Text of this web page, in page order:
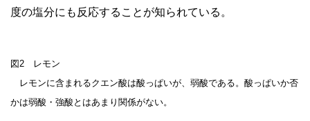
度の塩分にも反応することが知られている。
図2 レモン
レモンに含まれるクエン酸は酸っぱいが、弱酸である。酸っぱいか否
かは弱酸・強酸とはあまり関係がない。